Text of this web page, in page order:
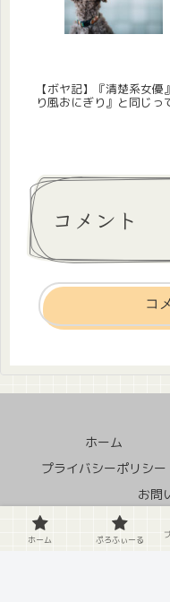
【ボヤ記】『清楚系女優
り風おにぎり』と同じっ
コメント
コ
ホーム
プライバシーポリシー
お問
© 2020
ホーム ぷろふぃーる